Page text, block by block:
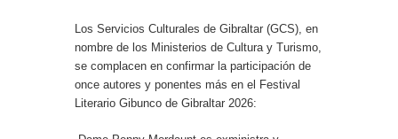
Los Servicios Culturales de Gibraltar (GCS), en
nombre de los Ministerios de Cultura y Turismo,
se complacen en confirmar la participación de
once autores y ponentes más en el Festival
Literario Gibunco de Gibraltar 2026: